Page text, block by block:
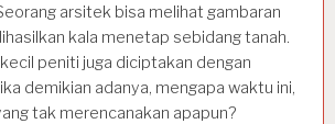
arsitek bisa melihat gambaran
kala menetap sebidang tanah.
peniti juga diciptakan dengan
demikian adanya, mengapa waktu ini,
tak merencanakan apapun?